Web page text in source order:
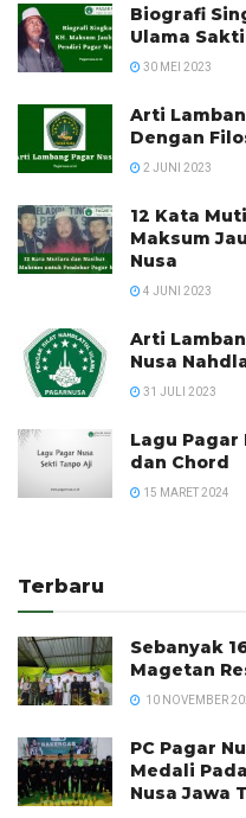
Biografi
Ulama
30 MEI 2023
Arti
Dengan
2 JUNI 2023
12 Kata
Maksum
Nusa
4 JUNI 2023
Arti
Nusa
31 JULI 2023
Lagu Pagar
dan Chord
15 MARET 2024
Terbaru
Sebanyak
Magetan
10 NOVEMBER
PC Pagar
Medali
Nusa Jawa